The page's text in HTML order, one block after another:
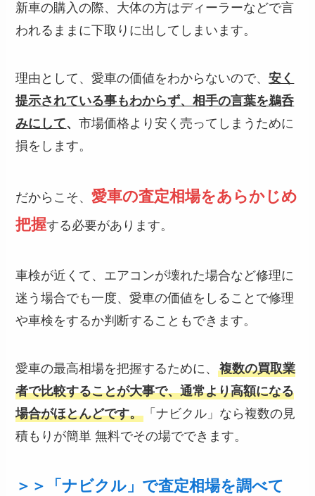
新車の購入の際、大体の方はディーラーなどで言
われるままに下取りに出してしまいます。
理由として、愛車の価値をわからないので、安く
提示されている事もわからず、相手の言葉を鵜呑
みにして、市場価格より安く売ってしまうために
損をします。
だからこそ、愛車の査定相場をあらかじめ
把握する必要があります。
車検が近くて、エアコンが壊れた場合など修理に
迷う場合でも一度、愛車の価値をしることで修理
や車検をするか判断することもできます。
愛車の最高相場を把握するために、複数の買取業
者で比較することが大事で、通常より高額になる
場合がほとんどです。 「ナビクル」なら複数の見
積もりが簡単 無料でその場でできます。
＞＞「ナビクル」で査定相場を調べて